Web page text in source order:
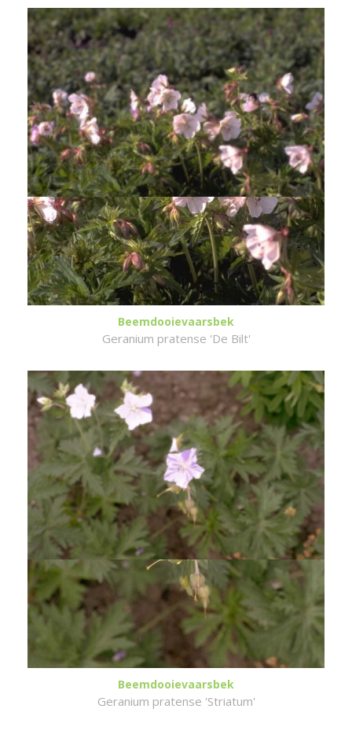
Beemdooievaarsbek
Geranium pratense 'De Bilt'
Beemdooievaarsbek
Geranium pratense 'Striatum'